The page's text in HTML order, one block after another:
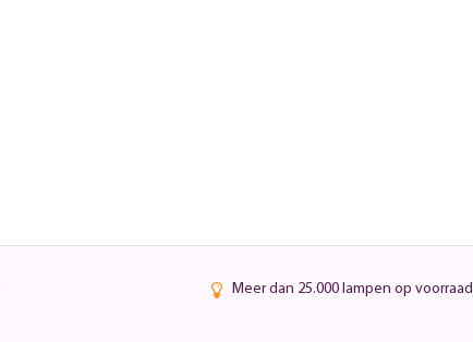
Meer dan 25.000 lampen op voorraad